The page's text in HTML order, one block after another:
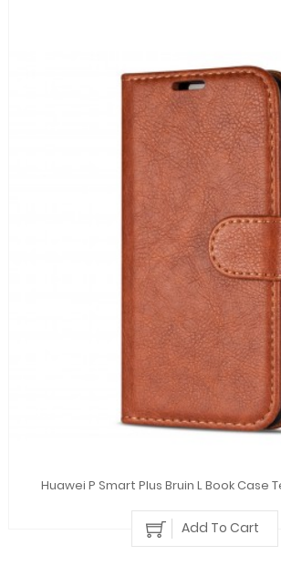
Huawei P Smart Plus Bruin L Book Case
Add To Cart